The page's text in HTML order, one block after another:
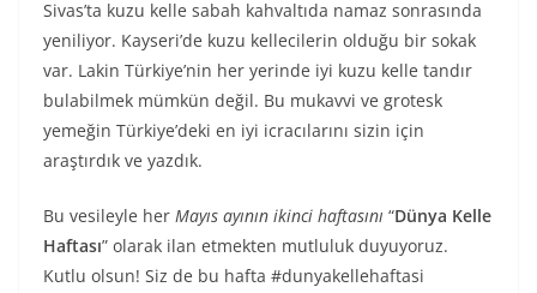
Sivas’ta kuzu kelle sabah kahvaltıda namaz sonrasında
yeniliyor. Kayseri’de kuzu kellecilerin olduğu bir sokak
var. Lakin Türkiye’nin her yerinde iyi kuzu kelle tandır
bulabilmek mümkün değil. Bu mukavvi ve grotesk
yemeğin Türkiye’deki en iyi icracılarını sizin için
araştırdık ve yazdık.
Bu vesileyle her Mayıs ayının ikinci haftasını “Dünya Kelle
Haftası” olarak ilan etmekten mutluluk duyuyoruz.
Kutlu olsun! Siz de bu hafta #dunyakellehaftasi